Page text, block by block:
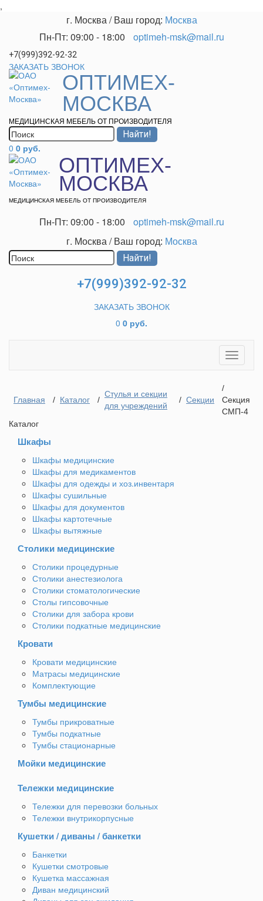
,
г. Москва/ Ваш город: Москва
Пн-Пт: 09:00 - 18:00 optimeh-msk@mail.ru
+7(999)392-92-32
ЗАКАЗАТЬ ЗВОНОК
ОПТИМЕХ-
МОСКВА
МЕДИЦИНСКАЯ МЕБЕЛЬ ОТ ПРОИЗВОДИТЕЛЯ
0 0 руб.
ОПТИМЕХ-
МОСКВА
МЕДИЦИНСКАЯ МЕБЕЛЬ ОТ ПРОИЗВОДИТЕЛЯ
Пн-Пт: 09:00 - 18:00
optimeh-msk@mail.ru
г. Москва/ Ваш город: Москва
+7(999)392-92-32
ЗАКАЗАТЬ ЗВОНОК
0 0 руб.
Toggle
Главная / Каталог /
Стулья и секции
для учреждений
/ Секции
/
Секция
СМП-4
Каталог
Шкафы
Шкафы медицинские
Шкафы для медикаментов
Шкафы для одежды и хоз.инвентаря
Шкафы сушильные
Шкафы для документов
Шкафы картотечные
Шкафы вытяжные
Столики медицинские
Столики процедурные
Столики анестезиолога
Столики стоматологические
Столы гипсовочные
Столики для забора крови
Столики подкатные медицинские
Кровати
Кровати медицинские
Матрасы медицинские
Комплектующие
Тумбы медицинские
Тумбы прикроватные
Тумбы подкатные
Тумбы стационарные
Мойки медицинские
Тележки медицинские
Тележки для перевозки больных
Тележки внутрикорпусные
Кушетки / диваны / банкетки
Банкетки
Кушетки смотровые
Кушетка массажная
Диван медицинский